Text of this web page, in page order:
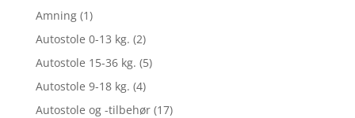
Amning (1)
Autostole 0-13 kg. (2)
Autostole 15-36 kg. (5)
Autostole 9-18 kg. (4)
Autostole og -tilbehør (17)